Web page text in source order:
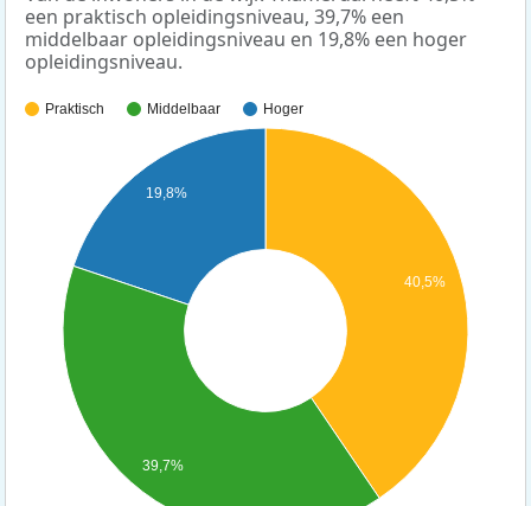
een praktisch opleidingsniveau, 39,7% een
middelbaar opleidingsniveau en 19,8% een hoger
opleidingsniveau.
Praktisch Middelbaar Hoger
40,5%
19,8%
39,7%